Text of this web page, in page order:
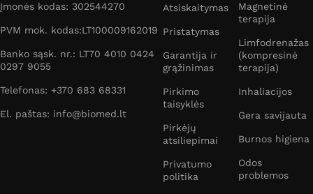
namuose, siekiant apšilti prieš treniruotę – apšilimui.
Tokio tipo elektrostimuliatoriai padeda sulieknėti ir
sutvirtinti raumenis.
Kenčiantiems nuo kojų varikozės, trombozės ar kitų
ligų, bjaurojančių odą, taip pat patariama naudoti
. Jie teigiamai veiks kraujagysles,
todėl suintensyvėjusi kraujotaka mažins venų
išsiplėtimą, nesimatys iššokusių kapiliarų raizgalynės, o
Įmonės kodas: 302544270
PVM mok. kodas:LT100009162019
Banko sąsk. nr.: LT70 4010 0424
0297 9055
Telefonas: +370 683 68331
El. paštas: info@biomed.lt
Atsiskaitymas
Pristatymas
Garantija ir
grąžinimas
Pirkimo
taisyklės
Pirkėjų
atsiliepimai
Privatumo
politika
Magnetinė
terapija
Limfodrenažas
(kompresinė
terapija)
Inhaliacijos
Gera savijauta
Burnos higiena
Odos
problemos